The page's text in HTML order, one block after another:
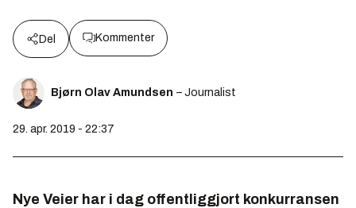
Del Kommenter
Bjørn Olav Amundsen – Journalist
29. apr. 2019 - 22:37
Nye Veier har i dag offentliggjort konkurransen